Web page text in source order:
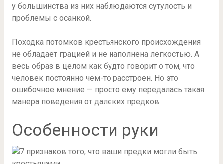
у большинства из них наблюдаются сутулость и
проблемы с осанкой.
Походка потомков крестьянского происхождения
не обладает грацией и не наполнена легкостью. А
весь образ в целом как будто говорит о том, что
человек постоянно чем-то расстроен. Но это
ошибочное мнение — просто ему передалась такая
манера поведения от далеких предков.
Особенности руки